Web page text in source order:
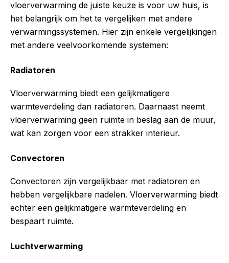
vloerverwarming de juiste keuze is voor uw huis, is
het belangrijk om het te vergelijken met andere
verwarmingssystemen. Hier zijn enkele vergelijkingen
met andere veelvoorkomende systemen:
Radiatoren
Vloerverwarming biedt een gelijkmatigere
warmteverdeling dan radiatoren. Daarnaast neemt
vloerverwarming geen ruimte in beslag aan de muur,
wat kan zorgen voor een strakker interieur.
Convectoren
Convectoren zijn vergelijkbaar met radiatoren en
hebben vergelijkbare nadelen. Vloerverwarming biedt
echter een gelijkmatigere warmteverdeling en
bespaart ruimte.
Luchtverwarming